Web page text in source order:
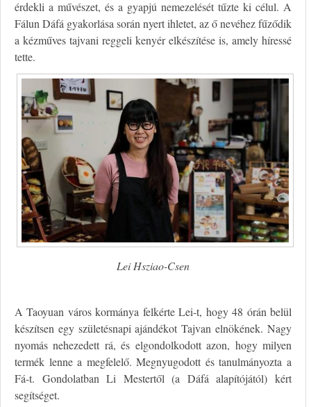
érdekli a művészet, és a gyapjú nemezelését tűzte ki célul. A
Fálun Dáfá gyakorlása során nyert ihletet, az ő nevéhez fűződik
a kézműves tajvani reggeli kenyér elkészítése is, amely híressé
tette.
Lei Hsziao-Csen
A Taoyuan város kormánya felkérte Lei-t, hogy 48 órán belül
készítsen egy születésnapi ajándékot Tajvan elnökének. Nagy
nyomás nehezedett rá, és elgondolkodott azon, hogy milyen
termék lenne a megfelelő. Megnyugodott és tanulmányozta a
Fá-t. Gondolatban Li Mestertől (a Dáfá alapítójától) kért
segítséget.